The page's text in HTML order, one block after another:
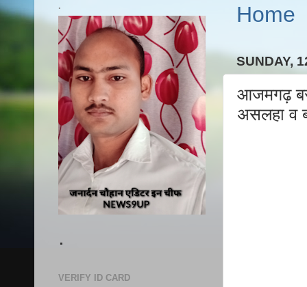
Home
SUNDAY,
आजमगढ़
असलहा व
.
.
VERIFY ID CARD